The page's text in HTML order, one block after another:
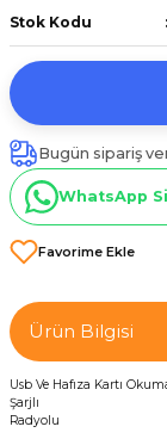
Stok Kodu
Bugün sipariş
WhatsApp
Ürün Bilgisi
Usb Ve Hafıza Kartı
Şarjlı
Radyolu